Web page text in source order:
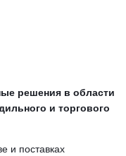
решения в области
и торгового
и поставках